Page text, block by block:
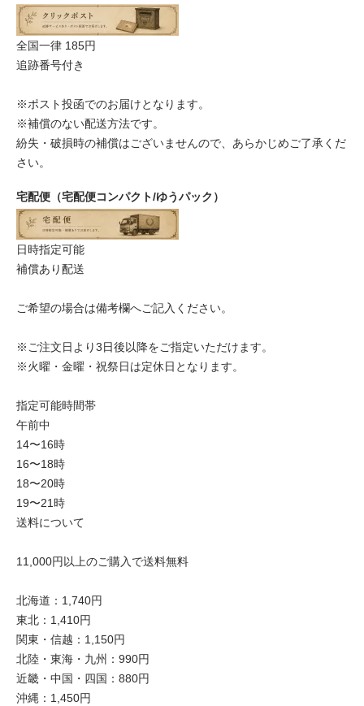
全国一律 185円
追跡番号付き
※ポスト投函でのお届けとなります。
※補償のない配送方法です。
紛失・破損時の補償はございませんので、あらかじめご了承くだ
さい。
宅配便（宅配便コンパクト/ゆうパック）
日時指定可能
補償あり配送
ご希望の場合は備考欄へご記入ください。
※ご注文日より3日後以降をご指定いただけます。
※火曜・金曜・祝祭日は定休日となります。
指定可能時間帯
午前中
14〜16時
16〜18時
18〜20時
19〜21時
送料について
11,000円以上のご購入で送料無料
北海道：1,740円
東北：1,410円
関東・信越：1,150円
北陸・東海・九州：990円
近畿・中国・四国：880円
沖縄：1,450円